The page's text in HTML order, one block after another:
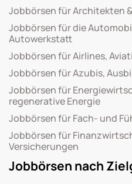
Jobbörsen für Architekten
Jobbörsen für die
Autowerkstatt
Jobbörsen für Airlines,
Jobbörsen für Azubis,
Jobbörsen für
regenerative Energie
Jobbörsen für Fach- und
Jobbörsen für
Versicherungen
Jobbörsen nach